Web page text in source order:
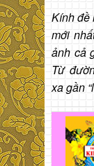
Kính đề
mới
ảnh cả
Từ
xa gần